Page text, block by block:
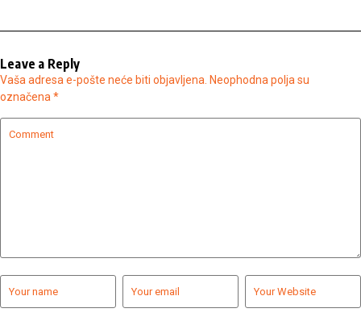
Leave a Reply
Vaša adresa e-pošte neće biti objavljena. Neophodna polja su
označena *